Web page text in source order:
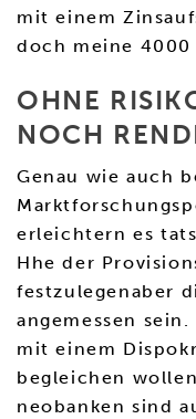
mit einem
doch meine
OHNE
NOCH
Genau wie auch
erleichtern es
Hhe der
festzulegenaber
angemessen
mit einem
begleichen
neobanken sind